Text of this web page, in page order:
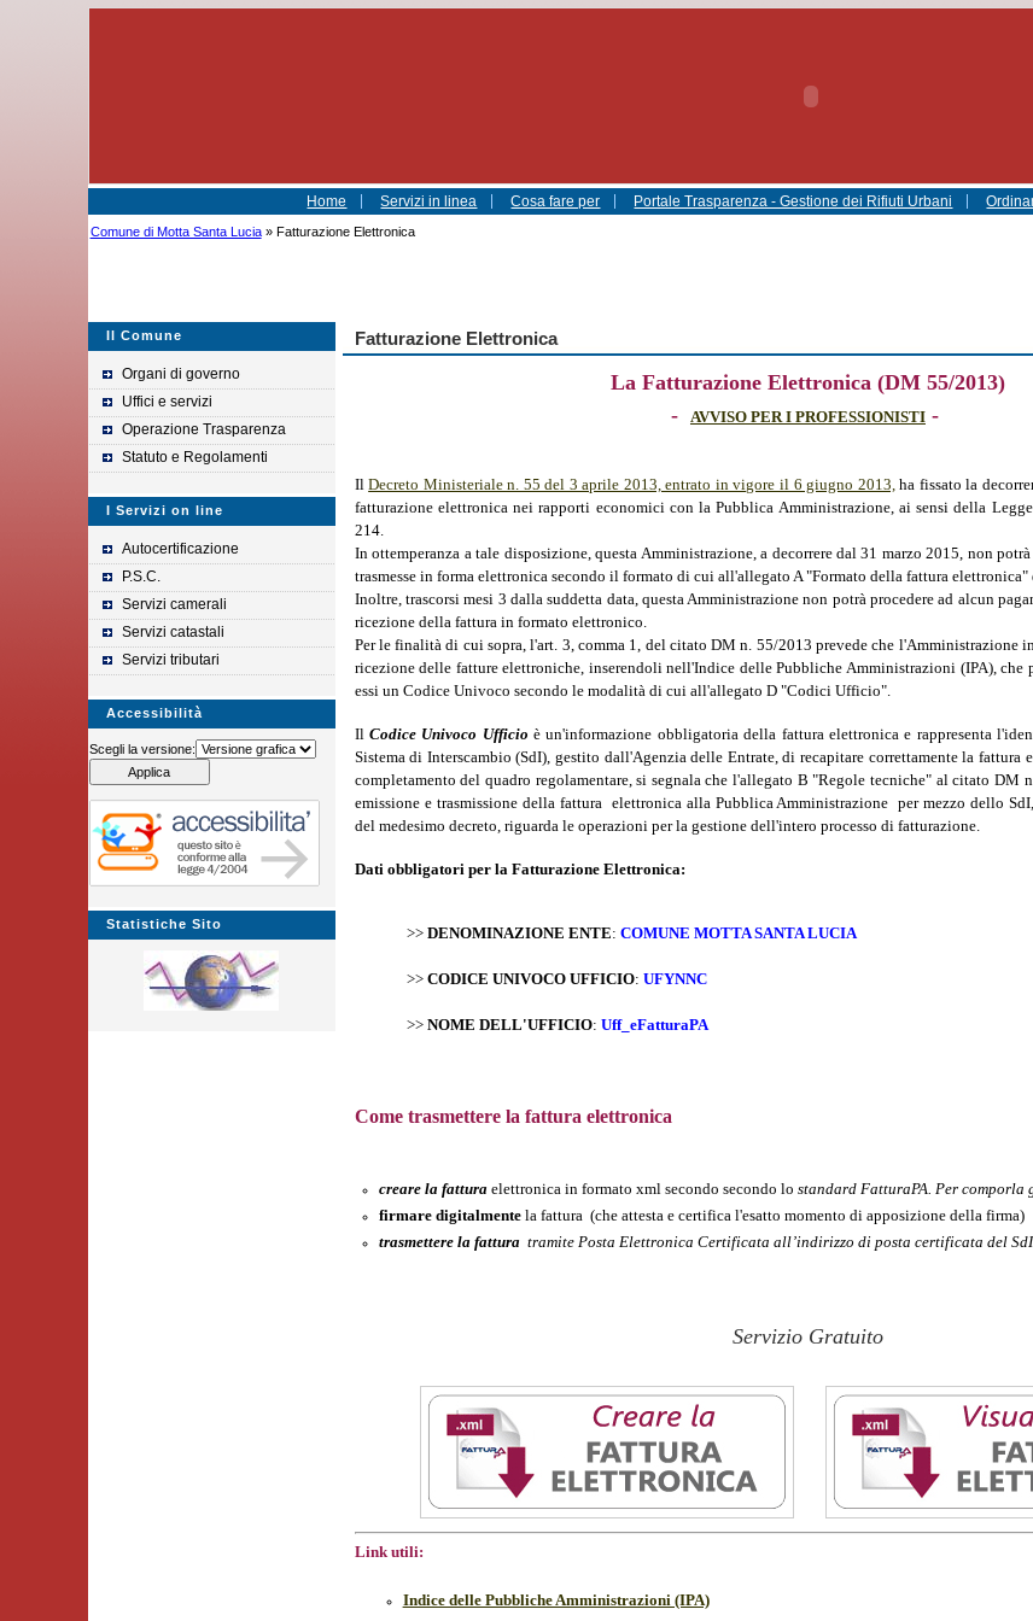
Home Servizi in linea Cosa fare per Portale Trasparenza - Gestione dei Rifiuti Urbani
Comune di Motta Santa Lucia» Fatturazione Elettronica
Il Comune
Organi di governo
Uffici e servizi
Operazione Trasparenza
Statuto e Regolamenti
I Servizi on line
Autocertificazione
P.S.C.
Servizi camerali
Servizi catastali
Servizi tributari
Accessibilità
Scegli la versione:
Statistiche Sito
Fatturazione Elettronica
La Fatturazione Elettronica (DM 55/2013)
-
AVVISO PER I PROFESSIONISTI-
IlDecreto Ministeriale n. 55 del 3 aprile 2013, entrato in vigore il 6 giugno 2013,ha fissato la
fatturazione elettronica nei rapporti economici con la Pubblica Amministrazione, ai sensi della
214.
In ottemperanza a tale disposizione, questa Amministrazione, a decorrere dal 31 marzo 2015, non
trasmesse in forma elettronica secondo il formato di cui all'allegato A "Formato della fattura
Inoltre, trascorsi mesi 3 dalla suddetta data, questa Amministrazione non potrà procedere ad alcun
ricezione della fattura in formato elettronico.
Per le finalità di cui sopra, l'art. 3, comma 1, del citato DM n. 55/2013 prevede che
ricezione delle fatture elettroniche, inserendoli nell'Indice delle Pubbliche Amministrazioni (IPA), che
essi un Codice Univoco secondo le modalità di cui all'allegato D "Codici Ufficio".
Il Codice Univoco Ufficio è un'informazione obbligatoria della fattura elettronica e rappresenta
Sistema di Interscambio (SdI), gestito dall'Agenzia delle Entrate, di recapitare correttamente la
completamento del quadro regolamentare, si segnala che l'allegato B "Regole tecniche" al citato
emissione e trasmissione della fattura elettronica alla Pubblica Amministrazione per mezzo dello
del medesimo decreto, riguarda le operazioni per la gestione dell'intero processo di fatturazione.
Dati obbligatori per la Fatturazione Elettronica:
>> DENOMINAZIONE ENTE: COMUNE MOTTA SANTA LUCIA
>> CODICE UNIVOCO UFFICIO: UFYNNC
>> NOME DELL'UFFICIO: Uff_eFatturaPA
Come trasmettere la fattura elettronica
creare la fatturaelettronica in formato xml secondo secondo lo standard FatturaPA. Per comporla
firmare digitalmente la fattura (che attesta e certifica l'esatto momento di apposizione della firma)
trasmettere la fattura tramite Posta Elettronica Certificata all’indirizzo di posta certificata del
Servizio Gratuito
Link utili:
Indice delle Pubbliche Amministrazioni (IPA)